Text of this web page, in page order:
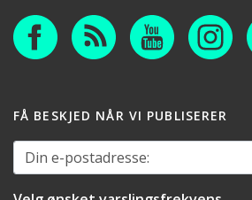
FÅ BESKJED NÅR VI PUBLISERER
Din e-postadresse: